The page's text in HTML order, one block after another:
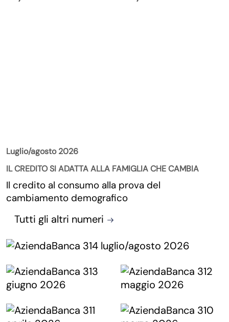
Luglio/agosto 2026
IL CREDITO SI ADATTA ALLA FAMIGLIA CHE CAMBIA
Il credito al consumo alla prova del
cambiamento demografico
Tutti gli altri numeri